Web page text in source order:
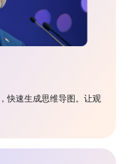
快速生成思维导图。让观